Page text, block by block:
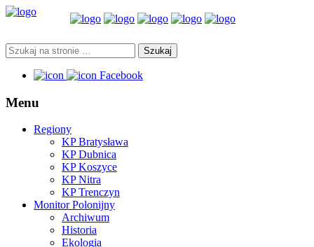
Facebook
Menu
Regiony
KP Bratysława
KP Dubnica
KP Koszyce
KP Nitra
KP Trenczyn
Monitor Polonijny
Archiwum
Historia
Ekologia